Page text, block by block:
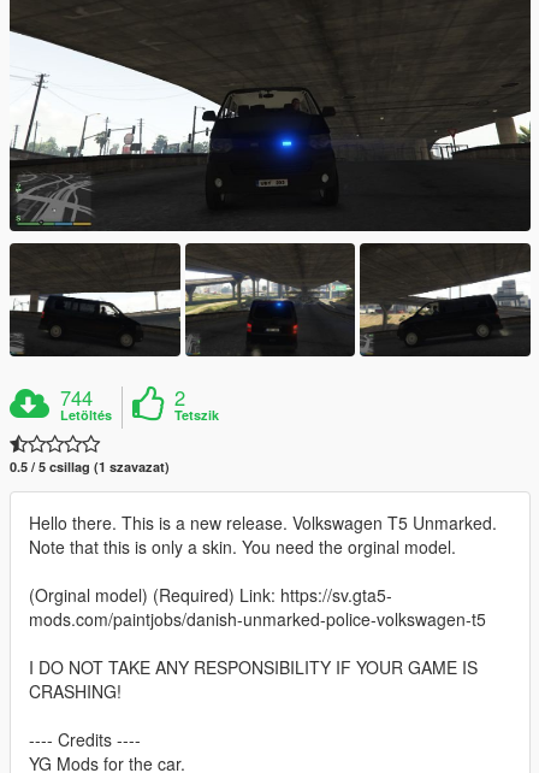
744
Letöltés
2
Tetszik
0.5 / 5 csillag (1 szavazat)
Hello there. This is a new release. Volkswagen T5 Unmarked.
Note that this is only a skin. You need the orginal model.
(Orginal model) (Required) Link: https://sv.gta5-
mods.com/paintjobs/danish-unmarked-police-volkswagen-t5
I DO NOT TAKE ANY RESPONSIBILITY IF YOUR GAME IS
CRASHING!
---- Credits ----
YG Mods for the car.